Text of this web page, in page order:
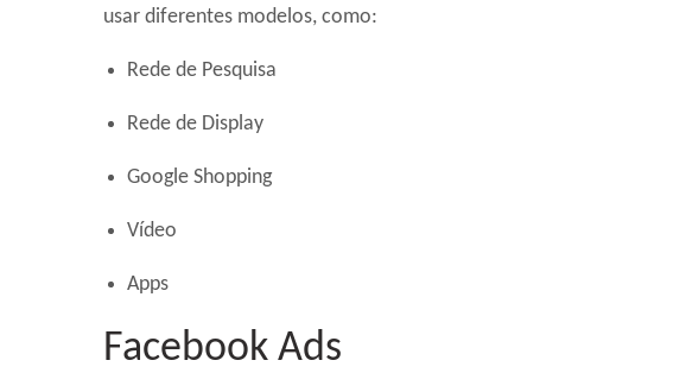
usar diferentes modelos, como:
Rede de Pesquisa
Rede de Display
Google Shopping
Vídeo
Apps
Facebook Ads